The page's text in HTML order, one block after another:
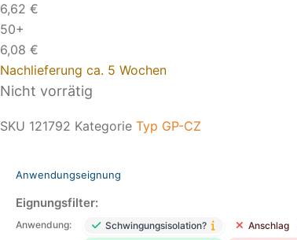
6,62 €
50+
6,08 €
Nachlieferung ca. 5 Wochen
Nicht vorrätig
SKU 121792 Kategorie Typ GP-CZ
Anwendungseignung
Eignungsfilter:
Anwendung: Schwingungsisolation? Anschlag